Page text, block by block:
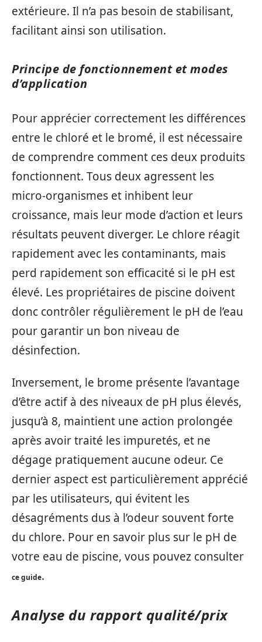
extérieure. Il n’a pas besoin de stabilisant,
facilitant ainsi son utilisation.
Principe de fonctionnement et modes
d’application
Pour apprécier correctement les différences
entre le chloré et le bromé, il est nécessaire
de comprendre comment ces deux produits
fonctionnent. Tous deux agressent les
micro-organismes et inhibent leur
croissance, mais leur mode d’action et leurs
résultats peuvent diverger. Le chlore réagit
rapidement avec les contaminants, mais
perd rapidement son efficacité si le pH est
élevé. Les propriétaires de piscine doivent
donc contrôler régulièrement le pH de l’eau
pour garantir un bon niveau de
désinfection.
Inversement, le brome présente l’avantage
d’être actif à des niveaux de pH plus élevés,
jusqu’à 8, maintient une action prolongée
après avoir traité les impuretés, et ne
dégage pratiquement aucune odeur. Ce
dernier aspect est particulièrement apprécié
par les utilisateurs, qui évitent les
désagréments dus à l’odeur souvent forte
du chlore. Pour en savoir plus sur le pH de
votre eau de piscine, vous pouvez consulter
ce guide.
Analyse du rapport qualité/prix